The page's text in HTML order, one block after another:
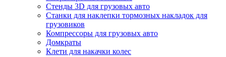
Стенды 3D для грузовых авто
Станки для наклепки тормозных накладок для
грузовиков
Компрессоры для грузовых авто
Домкраты
Клети для накачки колес